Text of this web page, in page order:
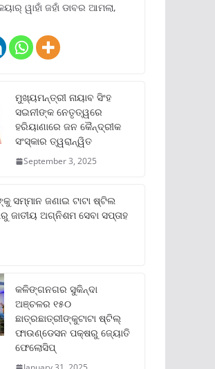
ୱାହାଁ ଜହାଁ ଡାବର ଆମଲା,
ମୁଖ୍ୟମନ୍ତ୍ରୀ ନାୟାବ ସିଂହ
ସଇନୀଙ୍କ ନେତୃତ୍ୱରେ
ହରିୟାଣାରେ ଜନ କୈନ୍ଦ୍ରୀକ
ସଂସ୍କାର ତ୍ୱରାନ୍ୱିତ
September 3, 2025
ସମ୍ମାନ ଜଣାଇ ଟାଟା ଷ୍ଟିଲ
ଅଗ୍ନିଶମ ସେବା ସପ୍ତାହ
କଳିଙ୍ଗନଗର ସୁକିନ୍ଦା
ଅଞ୍ଚଳର ୧୫୦
ଛାତ୍ରଛାତ୍ରୀଙ୍କୁଟାଟା ଷ୍ଟିଲ୍
ଫାଉଣ୍ଡେସନ ପକ୍ଷରୁ ଜ୍ୟୋତି
ଫେଲୋସିପ୍‌